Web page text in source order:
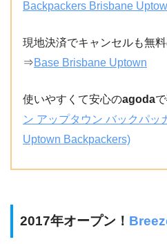
Backpackers Brisbane
現地決済でキャンセルも無
⇒Base Brisbane Uptown
使いやすくて安心のagoda
ン アップタウン バックパッ
Uptown Backpackers)
2017年オープン！